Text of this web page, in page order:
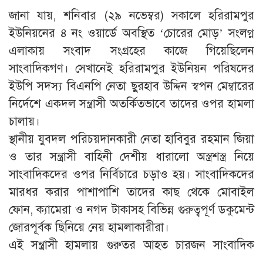
জানা যায়, শনিবার (২৯ নভেম্বর) সকালে হরিরামপুর
ইউনিয়নের ৪ নং ওয়ার্ডে অবস্থিত ‘চোরের মোড়’ সংলগ্ন
এলাকায় সংবাদ সংগ্রহের কাজে গিয়েছিলেন
সাংবাদিকগণ। সেখানেই হরিরামপুর ইউনিয়ন পরিষদের
ইউপি সদস্য বিএনপি নেতা ছুরহাব উদ্দিন স্বপন মেম্বারের
নির্দেশে একদল সন্ত্রাসী অতর্কিতভাবে তাদের ওপর হামলা
চালায়।
স্থানীয় যুবদল পরিচয়দানকারী নেতা হাবিবুর রহমান জিয়া
ও তার সন্ত্রাসী বাহিনী দেশীয় ধারালো অস্ত্রশস্ত্র নিয়ে
সাংবাদিকদের ওপর নির্বিচারে চড়াও হয়। সাংবাদিকদের
মারধর করার পাশাপাশি তাদের কাছ থেকে মোবাইল
ফোন, ক্যামেরা ও নগদ টাকাসহ বিভিন্ন গুরুত্বপূর্ণ ডকুমেন্ট
জোরপূর্বক ছিনিয়ে নেয় হামলাকারীরা।
এই সন্ত্রাসী হামলায় গুরুতর আহত চারজন সাংবাদিক